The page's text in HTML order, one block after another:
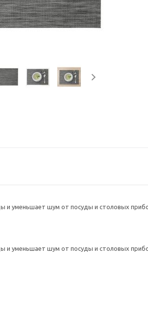
и уменьшает шум от посуды и столовых
и уменьшает шум от посуды и столовых